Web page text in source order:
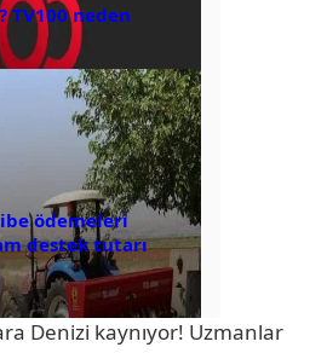
TV100 neden
ödemeleri
destek tutarı
Denizi kaynıyor! Uzmanlar